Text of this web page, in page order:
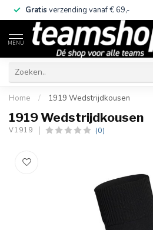
Gratis verzending vanaf € 69,-
MENU
Home / 1919 Wedstrijdkousen
1919 Wedstrijdkousen
V1919 (0)